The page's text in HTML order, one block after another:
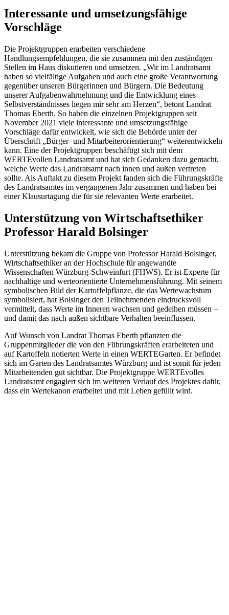
Interessante und umsetzungsfähige
Vorschläge
Die Projektgruppen erarbeiten verschiedene
Handlungsempfehlungen, die sie zusammen mit den zuständigen
Stellen im Haus diskutieren und umsetzen. „Wir im Landratsamt
haben so vielfältige Aufgaben und auch eine große Verantwortung
gegenüber unseren Bürgerinnen und Bürgern. Die Bedeutung
unserer Aufgabenwahrnehmung und die Entwicklung eines
Selbstverständnisses liegen mir sehr am Herzen“, betont Landrat
Thomas Eberth. So haben die einzelnen Projektgruppen seit
November 2021 viele interessante und umsetzungsfähige
Vorschläge dafür entwickelt, wie sich die Behörde unter der
Überschrift „Bürger- und Mitarbeiterorientierung“ weiterentwickeln
kann. Eine der Projektgruppen beschäftigt sich mit dem
WERTEvollen Landratsamt und hat sich Gedanken dazu gemacht,
welche Werte das Landratsamt nach innen und außen vertreten
sollte. Als Auftakt zu diesem Projekt fanden sich die Führungskräfte
des Landratsamtes im vergangenen Jahr zusammen und haben bei
einer Klausurtagung die für sie relevanten Werte erarbeitet.
Unterstützung von Wirtschaftsethiker
Professor Harald Bolsinger
Unterstützung bekam die Gruppe von Professor Harald Bolsinger,
Wirtschaftsethiker an der Hochschule für angewandte
Wissenschaften Würzburg-Schweinfurt (FHWS). Er ist Experte für
nachhaltige und werteorientierte Unternehmensführung. Mit seinem
symbolischen Bild der Kartoffelpflanze, die das Wertewachstum
symbolisiert, hat Bolsinger den Teilnehmenden eindrucksvoll
vermittelt, dass Werte im Inneren wachsen und gedeihen müssen –
und damit das nach außen sichtbare Verhalten beeinflussen.
Auf Wunsch von Landrat Thomas Eberth pflanzten die
Gruppenmitglieder die von den Führungskräften erarbeiteten und
auf Kartoffeln notierten Werte in einen WERTEGarten. Er befindet
sich im Garten des Landratsamtes Würzburg und ist somit für jeden
Mitarbeitenden gut sichtbar. Die Projektgruppe WERTEvolles
Landratsamt engagiert sich im weiteren Verlauf des Projektes dafür,
dass ein Wertekanon erarbeitet und mit Leben gefüllt wird.